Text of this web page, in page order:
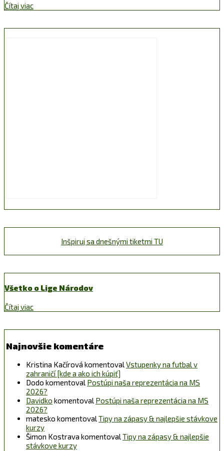
Čítaj viac
Inšpiruj sa dnešnými tiketmi TU
Všetko o Lige Národov
Čítaj viac
Najnovšie komentáre
Kristina Kačírová komentovalVstupenky na futbal v
zahraničí [kde a ako ich kúpiť]
Dodo komentoval Postúpi naša reprezentácia na MS
2026?
Davidko komentoval Postúpi naša reprezentácia na MS
2026?
matesko komentovalTipy na zápasy & najlepšie stávkove
kurzy
Šimon Kostrava komentovalTipy na zápasy & najlepšie
stávkove kurzy